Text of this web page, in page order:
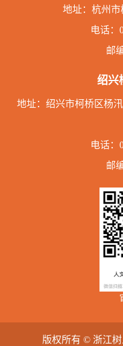
地址： 杭州市
电话：
邮
绍兴
地址：绍兴市柯桥区杨
电话：
邮
版权所有 © 浙江